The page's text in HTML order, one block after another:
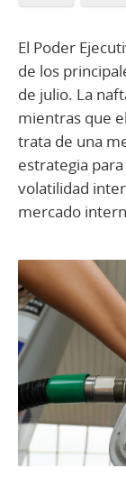
El Poder
de los
de julio. La
mientras que
trata de una
estrategia
volatilidad
mercado